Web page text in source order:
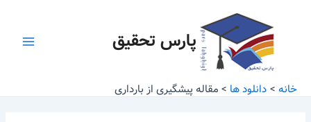
پارس تحقیق
خانه دانلود ها مقاله پیشگیری از بارداری